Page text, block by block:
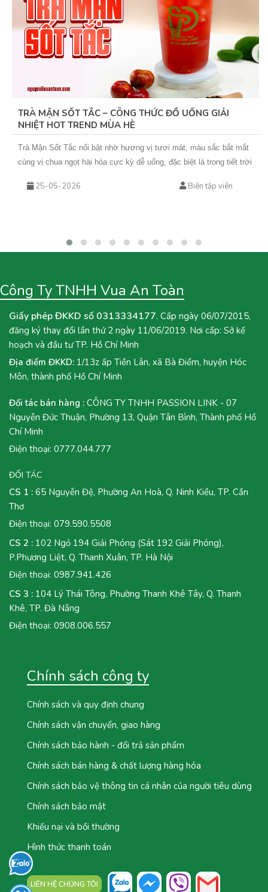
TRÀ MẬN SỐT TẮC – CÔNG THỨC ĐỒ UỐNG GIẢI
NHIỆT HOT TREND MÙA HÈ
Trà Mận Sốt Tắc nổi bật nhờ hương vị tươi mát, màu sắc bắt mắt
cùng vị chua ngọt hài hòa cực kỳ dễ uống, đặc biệt là trong tiết trời
đậm vị và sốt tắc chua thanh giúp món nước này không chỉ giải
Toàn khám phá ngay công thức Trà Mận Sốt Tắc dưới đây nhé!
25-05-2026 Biên tập viên
Công Ty TNHH Vua An Toàn
Giấy phép ĐKKD số 0313334177. Cấp ngày 06/07/2015,
đăng ký thay đổi lần thứ 2 ngày 11/06/2019. Nơi cấp: Sở kế
hoạch và đầu tư TP. Hồ Chí Minh
Địa điểm ĐKKD: 1/13z ấp Tiền Lân, xã Bà Điểm, huyện Hóc
Môn, thành phố Hồ Chí Minh
Đối tác bán hàng : CÔNG TY TNHH PASSION LINK - 07
Nguyễn Đức Thuận, Phường 13, Quận Tân Bình, Thành phố Hồ
Chí Minh
Điện thoại: 0777.044.777
ĐỐI TÁC
CS 1 : 65 Nguyễn Đệ, Phường An Hoà, Q. Ninh Kiều, TP. Cần
Thơ
Điện thoại: 079.590.5508
CS 2 : 102 Ngỏ 194 Giải Phóng (Sát 192 Giải Phóng),
P.Phương Liệt, Q. Thanh Xuân, TP. Hà Nội
Điện thoại: 0987.941.426
CS 3 : 104 Lý Thái Tông, Phường Thanh Khê Tây, Q. Thanh
Khê, TP. Đà Nẵng
Điện thoại: 0908.006.557
Chính sách công ty
Chính sách và quy định chung
Chính sách vận chuyển, giao hàng
Chính sách bảo hành - đổi trả sản phẩm
Chính sách bán hàng & chất lượng hàng hóa
Chính sách bảo vệ thông tin cá nhân của người tiêu dùng
Chính sách bảo mật
Khiếu nại và bồi thường
Hình thức thanh toán
LIÊN HỆ CHÚNG TÔI